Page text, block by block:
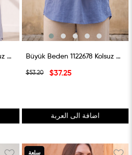
Büyük Beden 1122678 Kolsuz Gömlek Açık Mavi Büyük Beden 1122678 Kolsuz Gömlek İndigo
$37.25
$53.20
اضافة الى العربة
سلعة